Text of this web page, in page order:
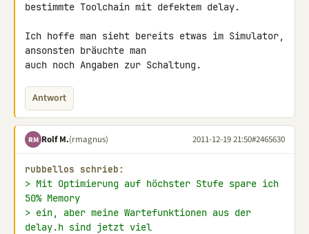
bestimmte Toolchain mit defektem delay.
Ich hoffe man sieht bereits etwas im Simulator,
ansonsten bräuchte man
auch noch Angaben zur Schaltung.
Antwort
RM Rolf M.(rmagnus) 2011-12-19 21:50#2465630
rubbellos schrieb:
> Mit Optimierung auf höchster Stufe spare ich
50% Memory
> ein, aber meine Wartefunktionen aus der
delay.h sind jetzt viel